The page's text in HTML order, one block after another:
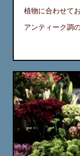
植物に合わせて
アンティーク調